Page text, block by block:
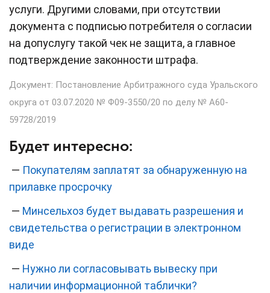
услуги. Другими словами, при отсутствии
документа с подписью потребителя о согласии
на допуслугу такой чек не защита, а главное
подтверждение законности штрафа.
Документ: Постановление Арбитражного суда Уральского
округа от 03.07.2020 № Ф09-3550/20 по делу № А60-
59728/2019
Будет интересно:
— Покупателям заплатят за обнаруженную на
прилавке просрочку
— Минсельхоз будет выдавать разрешения и
свидетельства о регистрации в электронном
виде
— Нужно ли согласовывать вывеску при
наличии информационной таблички?